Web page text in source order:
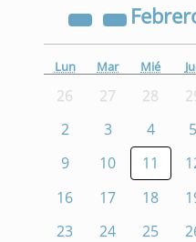
Lun Mar Mié
26 27 28
2
3 4 5
9
10 11
16
17 18
23
24 25